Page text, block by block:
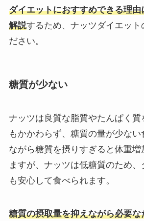
ダイエットにおすすめできる理
解説するため、ナッツダイエット
ださい。
糖質が少ない
ナッツは良質な脂質やたんぱく質
もかかわらず、糖質の量が少な
ながら糖質を摂りすぎると体重増
ますが、ナッツは低糖質のため
も安心して食べられます。
糖質の摂取量を抑えながら必要